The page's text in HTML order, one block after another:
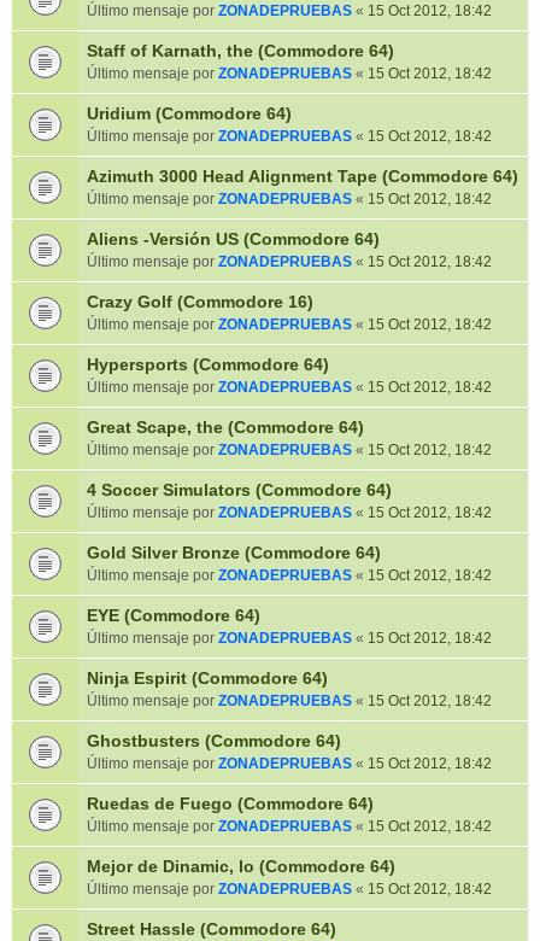
Último mensaje por ZONADEPRUEBAS « 15 Oct 2012, 18:42
Staff of Karnath, the (Commodore 64)
Último mensaje por ZONADEPRUEBAS « 15 Oct 2012, 18:42
Uridium (Commodore 64)
Último mensaje por ZONADEPRUEBAS « 15 Oct 2012, 18:42
Azimuth 3000 Head Alignment Tape (Commodore 64)
Último mensaje por ZONADEPRUEBAS « 15 Oct 2012, 18:42
Aliens -Versión US (Commodore 64)
Último mensaje por ZONADEPRUEBAS « 15 Oct 2012, 18:42
Crazy Golf (Commodore 16)
Último mensaje por ZONADEPRUEBAS « 15 Oct 2012, 18:42
Hypersports (Commodore 64)
Último mensaje por ZONADEPRUEBAS « 15 Oct 2012, 18:42
Great Scape, the (Commodore 64)
Último mensaje por ZONADEPRUEBAS « 15 Oct 2012, 18:42
4 Soccer Simulators (Commodore 64)
Último mensaje por ZONADEPRUEBAS « 15 Oct 2012, 18:42
Gold Silver Bronze (Commodore 64)
Último mensaje por ZONADEPRUEBAS « 15 Oct 2012, 18:42
EYE (Commodore 64)
Último mensaje por ZONADEPRUEBAS « 15 Oct 2012, 18:42
Ninja Espirit (Commodore 64)
Último mensaje por ZONADEPRUEBAS « 15 Oct 2012, 18:42
Ghostbusters (Commodore 64)
Último mensaje por ZONADEPRUEBAS « 15 Oct 2012, 18:42
Ruedas de Fuego (Commodore 64)
Último mensaje por ZONADEPRUEBAS « 15 Oct 2012, 18:42
Mejor de Dinamic, lo (Commodore 64)
Último mensaje por ZONADEPRUEBAS « 15 Oct 2012, 18:42
Street Hassle (Commodore 64)